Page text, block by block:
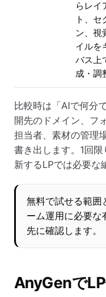
らレイ
ト、セ
ン、視
イルを
バス上
成・調
比較時は「AIで何分
開先のドメイン、フ
担当者、素材の管理
書き出します。1回
新するLPでは必要な
無料で試せる範囲
ーム運用に必要な
先に確認します。
AnyGenで